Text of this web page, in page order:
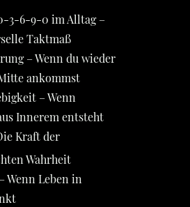
3-6-9-0 im Alltag –
Taktmaß
– Wenn du wieder
ankommst
– Wenn
Innerem entsteht
Kraft der
Wahrheit
Wenn Leben in